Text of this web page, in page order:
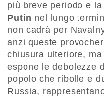
più breve periodo e
Putin nel lungo
non cadrà per
anzi queste
chiusura ulteriore,
espone le debolezze
popolo che ribolle e
Russia,